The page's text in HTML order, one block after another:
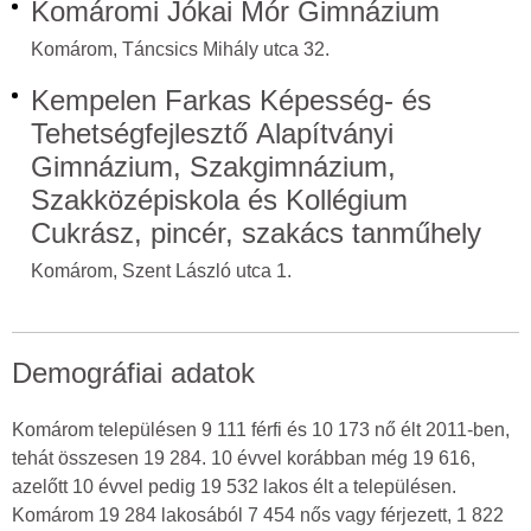
Komáromi Jókai Mór Gimnázium
Komárom, Táncsics Mihály utca 32.
Kempelen Farkas Képesség- és
Tehetségfejlesztő Alapítványi
Gimnázium, Szakgimnázium,
Szakközépiskola és Kollégium
Cukrász, pincér, szakács tanműhely
Komárom, Szent László utca 1.
Demográfiai adatok
Komárom településen 9 111 férfi és 10 173 nő élt 2011-ben,
tehát összesen 19 284. 10 évvel korábban még 19 616,
azelőtt 10 évvel pedig 19 532 lakos élt a településen.
Komárom 19 284 lakosából 7 454 nős vagy férjezett, 1 822